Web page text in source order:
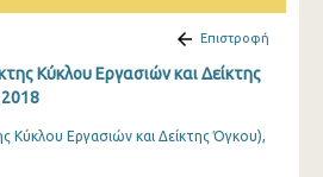
Επιστροφή
Κύκλου Εργασιών και Δείκτης
Κύκλου Εργασιών και Δείκτης Όγκου),